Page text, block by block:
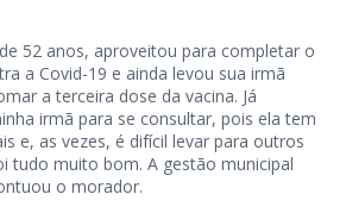
52 anos, aproveitou para completar o
a Covid-19 e ainda levou sua irmã
a terceira dose da vacina. Já
irmã para se consultar, pois ela tem
e, as vezes, é difícil levar para outros
tudo muito bom. A gestão municipal
o morador.